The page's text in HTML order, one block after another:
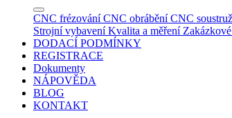
CNC frézování CNC obrábění CNC
Strojní vybavení Kvalita a měření
DODACÍ PODMÍNKY
REGISTRACE
Dokumenty
NÁPOVĚDA
BLOG
KONTAKT